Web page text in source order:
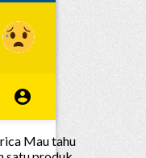

Mau tahu